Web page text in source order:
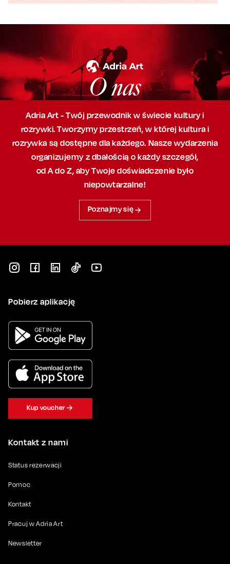
O nas
Adria Art - Twój przewodnik w świecie kultury i
rozrywki. Tworzymy przestrzeń,w której kultura i
rozrywka są dostępne dla każdego. Nasze wydarzenia
organizujemy z dbałością o każdy szczegół,
od A do Z, abyTwoje doświadczenie było
niepowtarzalne!
Poznajmy się
Kontakt z nami
Status rezerwacji
Pomoc
Kontakt
Pracuj w Adria Art
Newsletter
Pobierz aplikację
Kup voucher